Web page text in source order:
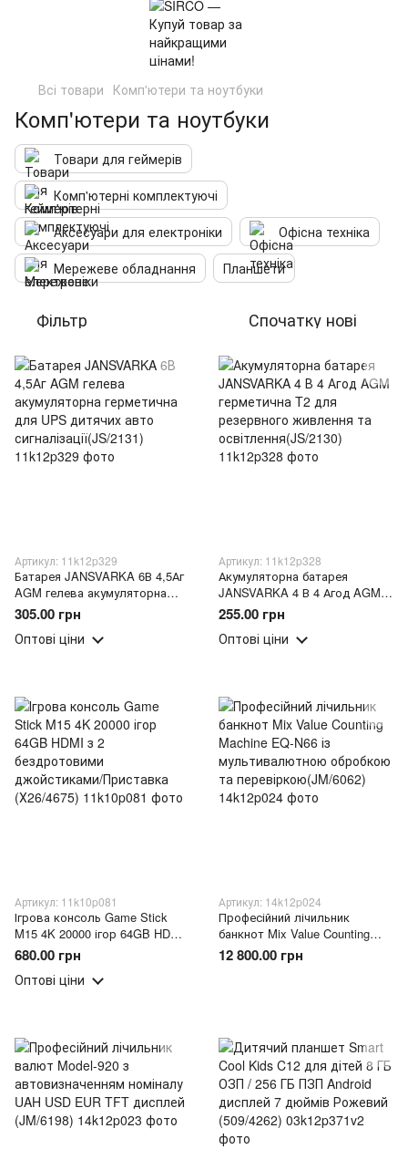
Всі товари Комп'ютери та ноутбуки
Комп'ютери та ноутбуки
Товари для геймерів
Комп'ютерні комплектуючі
Аксесуари для електроніки
Офісна техніка
Мережеве обладнання
Планшети
Фільтр Спочатку нові
Артикул: 11k12p329
Батарея JANSVARKA 6В 4,5Аг
AGM гелева акумуляторна
герметична для UPS дитячих
авто сигналізації(JS/2131)
305.00 грн
Оптові ціни
Артикул: 11k12p328
Акумуляторна батарея
JANSVARKA 4 В 4 Агод AGM
герметична T2 для
резервного живлення та
освітлення(JS/2130)
255.00 грн
Оптові ціни
Артикул: 11k10p081
Ігрова консоль Game Stick
M15 4K 20000 ігор 64GB HDMI
з 2 бездротовими
джойстиками/Приставка
(Х26/4675)
680.00 грн
Оптові ціни
Артикул: 14k12p024
Професійний лічильник
банкнот Mix Value Counting
Machine EQ-N66 із
мультивалютною обробкою
12 800.00 грн